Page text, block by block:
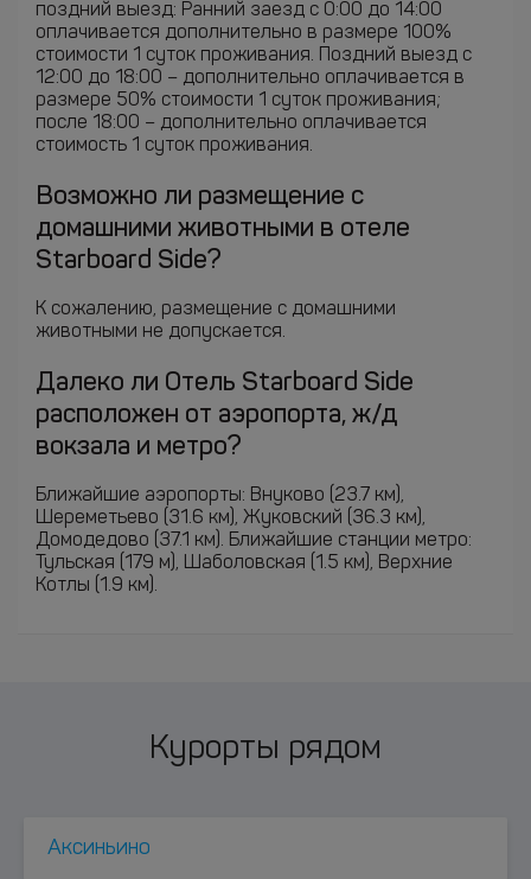
поздний выезд: Ранний заезд с 0:00 до 14:00
оплачивается дополнительно в размере 100%
стоимости 1 суток проживания. Поздний выезд c
12:00 до 18:00 – дополнительно оплачивается в
размере 50% стоимости 1 суток проживания;
после 18:00 – дополнительно оплачивается
стоимость 1 суток проживания.
Возможно ли размещение с
домашними животными в отеле
Starboard Side?
К сожалению, размещение с домашними
животными не допускается.
Далеко ли Отель Starboard Side
расположен от аэропорта, ж/д
вокзала и метро?
Ближайшие аэропорты: Внуково (23.7 км),
Шереметьево (31.6 км), Жуковский (36.3 км),
Домодедово (37.1 км). Ближайшие станции метро:
Тульская (179 м), Шаболовская (1.5 км), Верхние
Котлы (1.9 км).
Курорты рядом
Аксиньино